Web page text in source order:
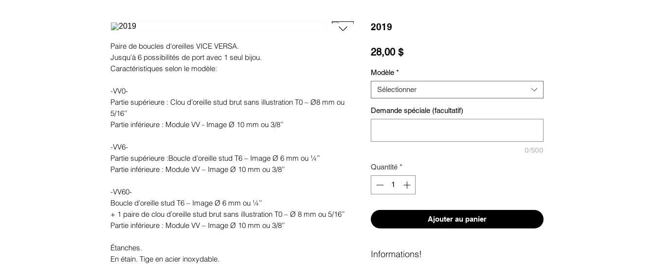
Paire de boucles d'oreilles VICE VERSA.
Jusqu'à 6 possibilités de port avec 1 seul bijou.
Caractéristiques selon le modèle:
-VV0-
Partie supérieure : Clou d’oreille stud brut sans illustration T0 – Ø8 mm ou
5/16’’
Partie inférieure : Module VV - Image Ø 10 mm ou 3/8’’
-VV6-
Partie supérieure :Boucle d’oreille stud T6 – Image Ø 6 mm ou ¼’’
Partie inférieure : Module VV – Image Ø 10 mm ou 3/8’’
-VV60-
Boucle d’oreille stud T6 – Image Ø 6 mm ou ¼’’
+ 1 paire de clou d’oreille stud brut sans illustration T0 – Ø 8 mm ou 5/16’’
Partie inférieure : Module VV – Image Ø 10 mm ou 3/8’’
Étanches.
En étain. Tige en acier inoxydable.
2019
28,00 $Prix
Modèle *
Sélectionner
Demande spéciale (facultatif)
0/500
Quantité *
Ajouter au panier
Informations!